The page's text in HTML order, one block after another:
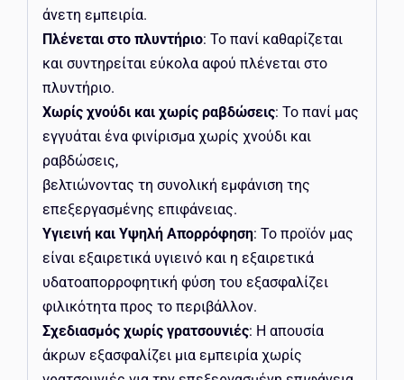
άνετη εμπειρία.
Πλένεται στο πλυντήριο: Το πανί καθαρίζεται
και συντηρείται εύκολα αφού πλένεται στο
πλυντήριο.
Χωρίς χνούδι και χωρίς ραβδώσεις: Το πανί μας
εγγυάται ένα φινίρισμα χωρίς χνούδι και
ραβδώσεις,
βελτιώνοντας τη συνολική εμφάνιση της
επεξεργασμένης επιφάνειας.
Υγιεινή και Υψηλή Απορρόφηση: Το προϊόν μας
είναι εξαιρετικά υγιεινό και η εξαιρετικά
υδατοαπορροφητική φύση του εξασφαλίζει
φιλικότητα προς το περιβάλλον.
Σχεδιασμός χωρίς γρατσουνιές: Η απουσία
άκρων εξασφαλίζει μια εμπειρία χωρίς